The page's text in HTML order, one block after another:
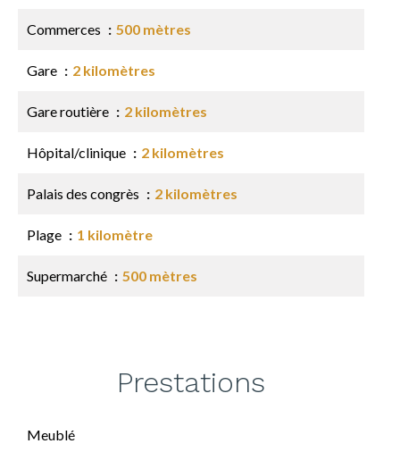
Commerces 500 mètres
Gare 2 kilomètres
Gare routière 2 kilomètres
Hôpital/clinique 2 kilomètres
Palais des congrès 2 kilomètres
Plage 1 kilomètre
Supermarché 500 mètres
Prestations
Meublé